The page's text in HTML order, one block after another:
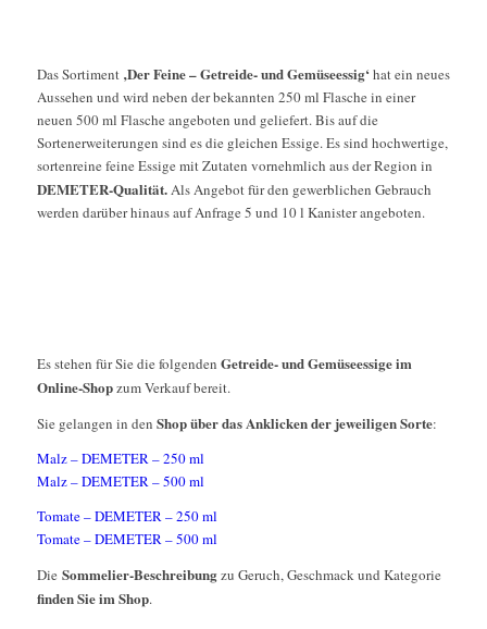
Das Sortiment ‚Der Feine – Getreide- und Gemüseessig‘ hat ein neues
Aussehen und wird neben der bekannten 250 ml Flasche in einer
neuen 500 ml Flasche angeboten und geliefert. Bis auf die
Sortenerweiterungen sind es die gleichen Essige. Es sind hochwertige,
sortenreine feine Essige mit Zutaten vornehmlich aus der Region in
DEMETER-Qualität.Als Angebot für den gewerblichen Gebrauch
werden darüber hinaus auf Anfrage 5 und 10 l Kanister angeboten.
Es stehen für Sie die folgenden Getreide- und Gemüseessige im
Online-Shopzum Verkauf bereit.
Sie gelangen in den Shop über das Anklicken der jeweiligen Sorte:
Malz – DEMETER – 250 ml
Malz – DEMETER – 500 ml
Tomate – DEMETER – 250 ml
Tomate – DEMETER – 500 ml
Die Sommelier-Beschreibungzu Geruch, Geschmack und Kategorie
finden Sie im Shop.